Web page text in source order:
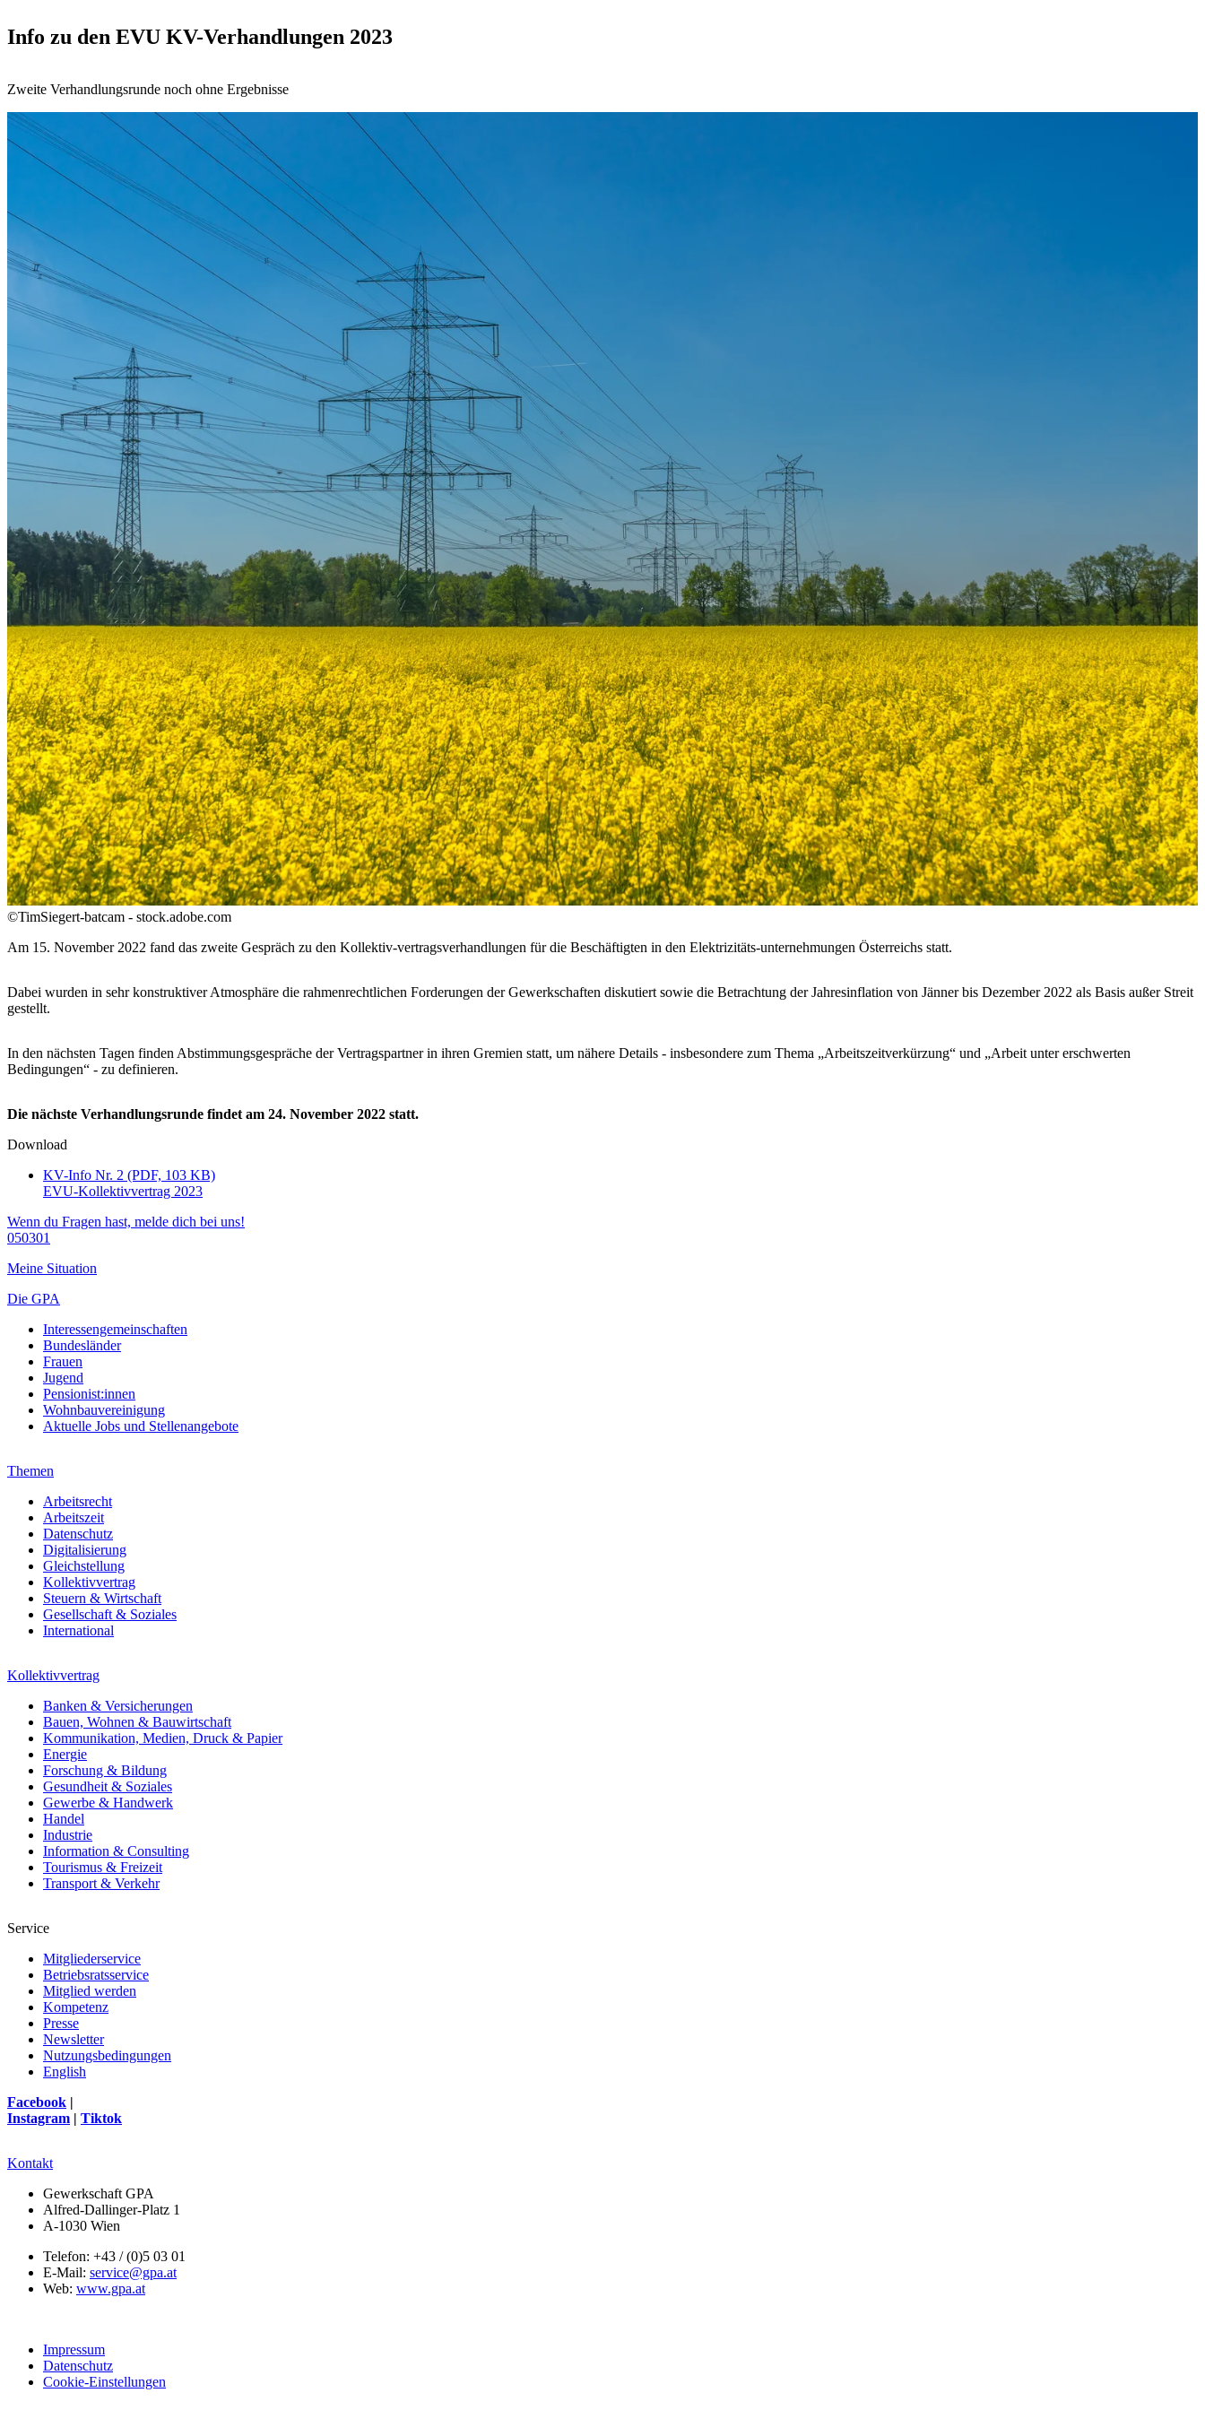
Info zu den EVU KV-Verhandlungen 2023
Zweite Verhandlungsrunde noch ohne Ergebnisse
©TimSiegert-batcam - stock.adobe.com
Am 15. November 2022 fand das zweite Gespräch zu den Kollektiv-vertragsverhandlungen für die Beschäftigten in den Elektrizitäts-unternehmungen Österreichs statt.
Dabei wurden in sehr konstruktiver Atmosphäre die rahmenrechtlichen Forderungen der Gewerkschaften diskutiert sowie die Betrachtung der Jahresinflation von Jänner bis Dezember 2022 als Basis außer Streit
gestellt.
In den nächsten Tagen finden Abstimmungsgespräche der Vertragspartner in ihren Gremien statt, um nähere Details - insbesondere zum Thema „Arbeitszeitverkürzung“ und „Arbeit unter erschwerten
Bedingungen“ - zu definieren.
Die nächste Verhandlungsrunde findet am 24. November 2022 statt.
Download
KV-Info Nr. 2 (PDF, 103 KB)
EVU-Kollektivvertrag 2023
Wenn du Fragen hast, melde dich bei uns!
050301
Meine Situation
Die GPA
Interessengemeinschaften
Bundesländer
Frauen
Jugend
Pensionist:innen
Wohnbauvereinigung
Aktuelle Jobs und Stellenangebote
Themen
Arbeitsrecht
Arbeitszeit
Datenschutz
Digitalisierung
Gleichstellung
Kollektivvertrag
Steuern & Wirtschaft
Gesellschaft & Soziales
International
Kollektivvertrag
Banken & Versicherungen
Bauen, Wohnen & Bauwirtschaft
Kommunikation, Medien, Druck & Papier
Energie
Forschung & Bildung
Gesundheit & Soziales
Gewerbe & Handwerk
Handel
Industrie
Information & Consulting
Tourismus & Freizeit
Transport & Verkehr
Service
Mitgliederservice
Betriebsratsservice
Mitglied werden
Kompetenz
Presse
Newsletter
Nutzungsbedingungen
English
Facebook |
Instagram | Tiktok
Kontakt
Gewerkschaft GPA
Alfred-Dallinger-Platz 1
A-1030 Wien
Telefon: +43 / (0)5 03 01
E-Mail: service@gpa.at
Web: www.gpa.at
Impressum
Datenschutz
Cookie-Einstellungen